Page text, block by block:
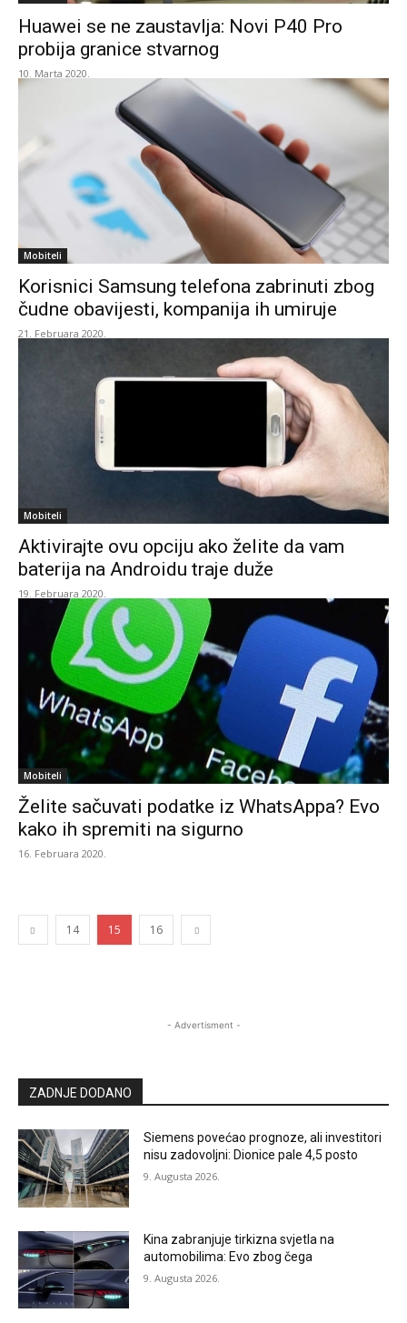
Huawei se ne zaustavlja: Novi P40 Pro
probija granice stvarnog
10. Marta 2020.
Mobiteli
Korisnici Samsung telefona zabrinuti zbog
čudne obavijesti, kompanija ih umiruje
21. Februara 2020.
Mobiteli
Aktivirajte ovu opciju ako želite da vam
baterija na Androidu traje duže
19. Februara 2020.
Mobiteli
Želite sačuvati podatke iz WhatsAppa? Evo
kako ih spremiti na sigurno
16. Februara 2020.
14 15 16
- Advertisment -
ZADNJE DODANO
Siemens povećao prognoze, ali investitori
nisu zadovoljni: Dionice pale 4,5 posto
9. Augusta 2026.
Kina zabranjuje tirkizna svjetla na
automobilima: Evo zbog čega
9. Augusta 2026.